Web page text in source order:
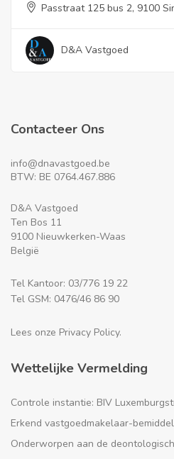
Passtraat 125 bus 2, 9100
D&A Vastgoed
Contacteer Ons
info@dnavastgoed.be
BTW: BE 0764.467.886
D&A Vastgoed
Ten Bos 11
9100 Nieuwkerken-Waas
België
Tel Kantoor: 03/776 19 22
Tel GSM: 0476/46 86 90
Lees onze Privacy Policy.
Wettelijke Vermelding
Controle instantie: BIV
Erkend vastgoedmakelaar-
Onderworpen aan de